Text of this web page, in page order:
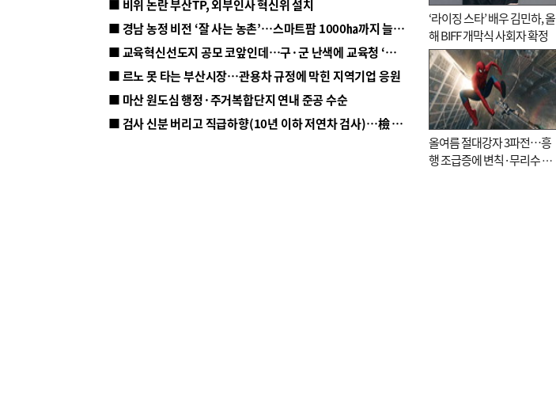
■ 비위 논란 부산TP, 외부인사 혁신위 설치
■ 경남 농정 비전 ‘잘 사는 농촌’…스마트팜 1000㏊까지 늘린다
■ 교육혁신선도지 공모 코앞인데…구·군 난색에 교육청 ‘쩔쩔’
■ 르노 못 타는 부산시장…관용차 규정에 막힌 지역기업 응원
■ 마산 원도심 행정·주거복합단지 연내 준공 수순
■ 검사 신분 버리고 직급하향(10년 이하 저연차 검사)…檢 중수청행 기피
‘라이징 스타’ 배우 김민하, 올
해 BIFF 개막식 사회자 확정
올여름 절대강자 3파전…흥
행 조급증에 변칙·무리수 마